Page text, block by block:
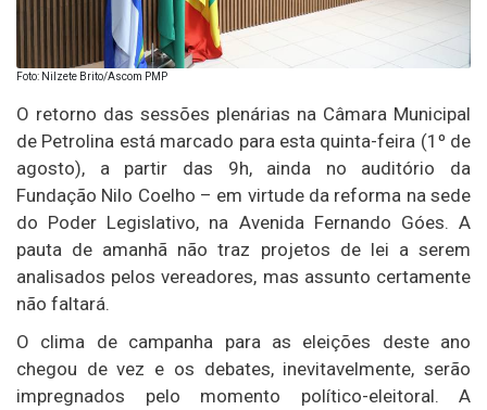
Foto: Nilzete Brito/Ascom PMP
O retorno das sessões plenárias na Câmara Municipal
de Petrolina está marcado para esta quinta-feira (1º de
agosto), a partir das 9h, ainda no auditório da
Fundação Nilo Coelho – em virtude da reforma na sede
do Poder Legislativo, na Avenida Fernando Góes. A
pauta de amanhã não traz projetos de lei a serem
analisados pelos vereadores, mas assunto certamente
não faltará.
O clima de campanha para as eleições deste ano
chegou de vez e os debates, inevitavelmente, serão
impregnados pelo momento político-eleitoral. A